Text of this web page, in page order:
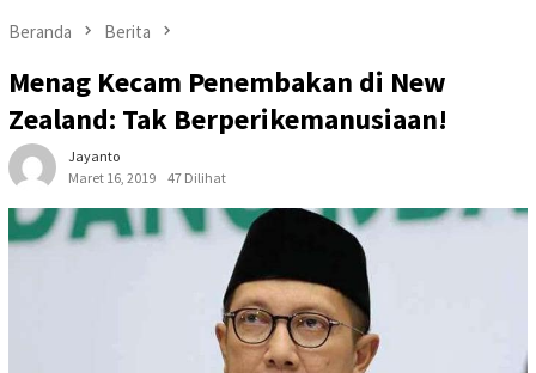
Beranda Berita
Menag Kecam Penembakan di New
Zealand: Tak Berperikemanusiaan!
Jayanto
Maret 16, 2019
47 Dilihat